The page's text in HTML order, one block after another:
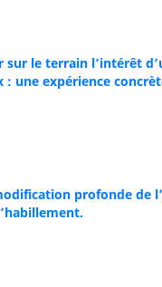
le terrain l’intérêt
: une expérience
profonde de